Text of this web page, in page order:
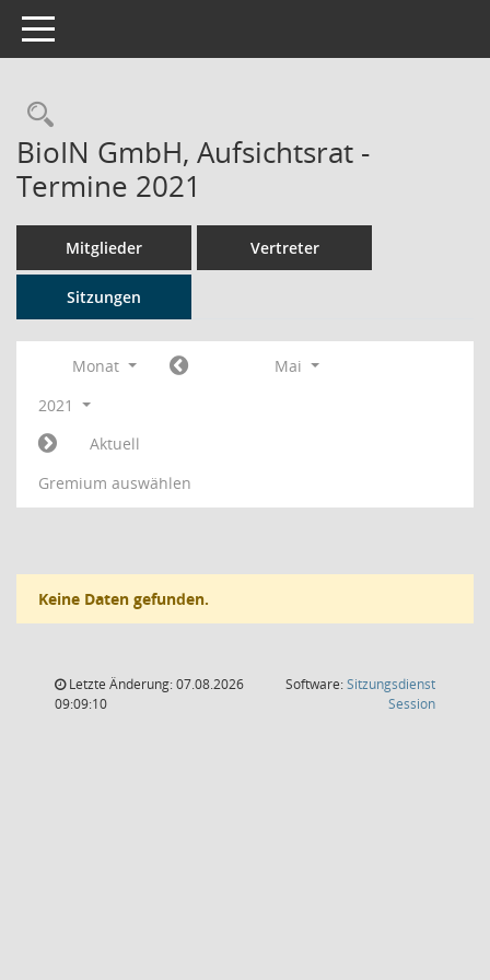
Toggle navigation
Rechercheauswahl
BioIN GmbH, Aufsichtsrat -
Termine 2021
Mitglieder Vertreter
Sitzungen
Monat
Mai
2021
Aktuell
Gremium auswählen
Keine Daten gefunden.
Letzte Änderung: 07.08.2026
09:09:10
Software:Sitzungsdienst
Session(Wird in